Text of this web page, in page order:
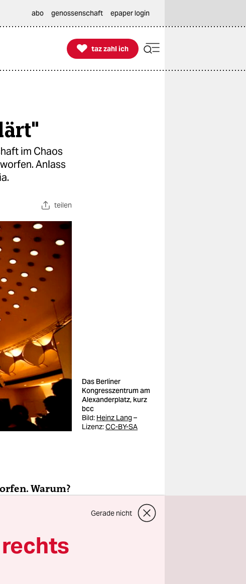
abo genossenschaft epaper login

taz zahl ich
taz zahl ich
im Chaos
Anlass
teilen
Das Berliner
Kongresszentrum am
Alexanderplatz, kurz
bcc
Bild: Heinz Lang–
Lizenz:CC-BY-SA
Warum?
war auch
vertrete ich
Clubs. Es
des
sich
Gerade nicht